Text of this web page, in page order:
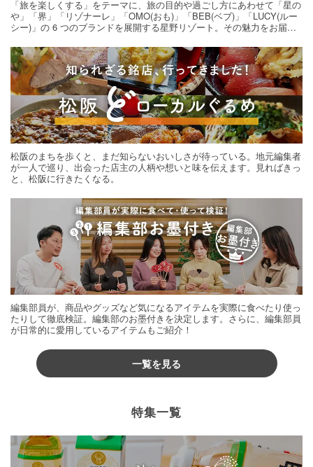
「旅を楽しくする」をテーマに、旅の目的や過ごし方にあわせて「星の
や」「界」「リゾナーレ」「OMO(おも)」「BEB(ベブ)」「LUCY(ルー
シー)」の 6 つのブランドを展開する星野リゾート。その魅力をお届け
松阪のまちを歩くと、まだ知らないおいしさが待っている。地元編集者
が一人で巡り、出会った店主の人柄や想いと味を伝えます。見ればきっ
と、松阪に行きたくなる。
編集部員が、商品やグッズなど気になるアイテムを実際に食べたり使っ
たりして徹底検証。編集部のお墨付きを決定します。さらに、編集部員
が日常的に愛用しているアイテムもご紹介！
一覧を見る
特集一覧